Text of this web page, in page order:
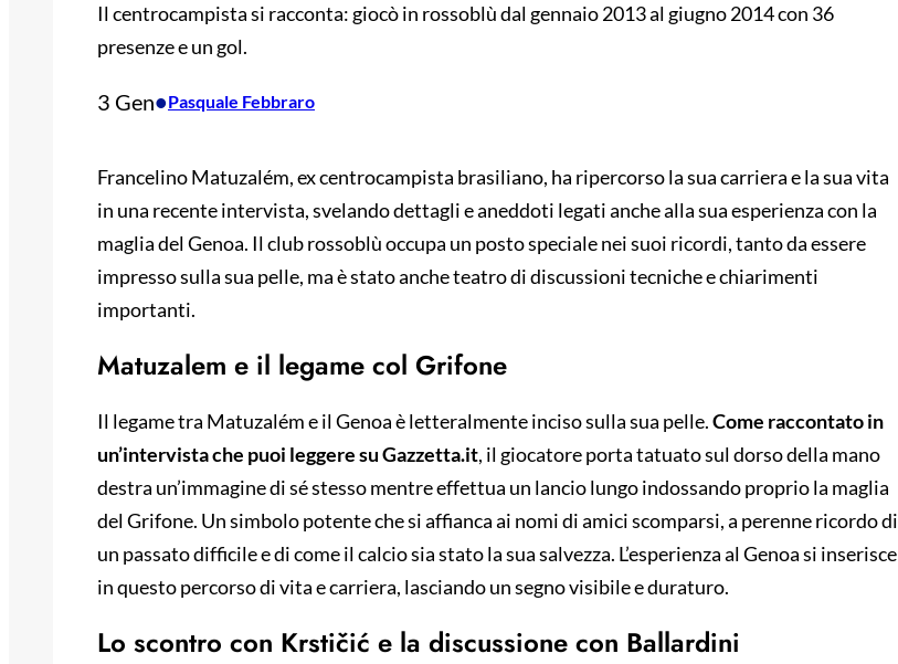
Il centrocampista si racconta: giocò in rossoblù dal gennaio 2013 al giugno 2014 con 36
presenze e un gol.
3 Gen•Pasquale Febbraro
Francelino Matuzalém, ex centrocampista brasiliano, ha ripercorso la sua carriera e la sua vita
in una recente intervista, svelando dettagli e aneddoti legati anche alla sua esperienza con la
maglia del Genoa. Il club rossoblù occupa un posto speciale nei suoi ricordi, tanto da essere
impresso sulla sua pelle, ma è stato anche teatro di discussioni tecniche e chiarimenti
importanti.
Matuzalem e il legame col Grifone
Il legame tra Matuzalém e il Genoa è letteralmente inciso sulla sua pelle.Come raccontato in
un’intervista che puoi leggere su Gazzetta.it, il giocatore porta tatuato sul dorso della mano
destra un’immagine di sé stesso mentre effettua un lancio lungo indossando proprio la maglia
del Grifone. Un simbolo potente che si affianca ai nomi di amici scomparsi, a perenne ricordo di
un passato difficile e di come il calcio sia stato la sua salvezza. L’esperienza al Genoa si inserisce
in questo percorso di vita e carriera, lasciando un segno visibile e duraturo.
Lo scontro con Krstičić e la discussione con Ballardini